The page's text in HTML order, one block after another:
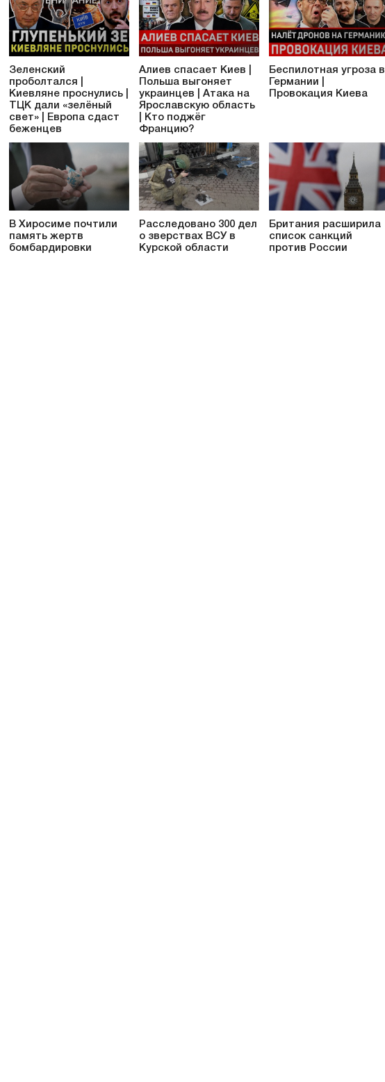
Зеленский
проболтался |
Киевляне проснулись |
ТЦК дали «зелёный
свет» | Европа сдаст
беженцев
Алиев спасает Киев |
Польша выгоняет
украинцев | Атака на
Ярославскую область
| Кто поджёг
Францию?
Беспилотная угроза в
Германии |
Провокация Киева
В Хиросиме почтили
память жертв
бомбардировки
Расследовано 300 дел
о зверствах ВСУ в
Курской области
Британия расширила
список санкций
против России